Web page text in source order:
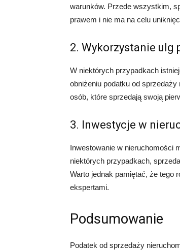
warunków. Przede wszystkim,
prawem i nie ma na celu
2. Wykorzystanie ulg
W niektórych przypadkach
obniżeniu podatku od
osób, które sprzedają swoją
3. Inwestycje w
Inwestowanie w nieruchomości
niektórych przypadkach,
Warto jednak pamiętać, że tego
ekspertami.
Podsumowanie
Podatek od sprzedaży